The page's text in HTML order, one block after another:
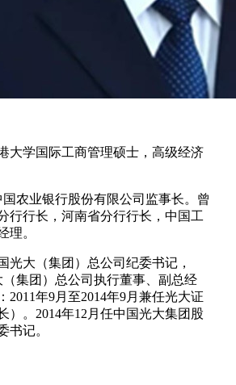
学国际工商管理硕士，高级经济
农业银行股份有限公司监事长。曾
行行长，河南省分行行长，中国工
理。
大（集团）总公司纪委书记，
（集团）总公司执行董事、副总经
2011年9月至2014年9月兼任光大证
）。2014年12月任中国光大集团股
书记。